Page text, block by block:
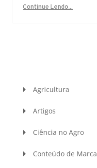
Continue Lendo...
Agricultura
Artigos
Ciência no Agro
Conteúdo de Marca